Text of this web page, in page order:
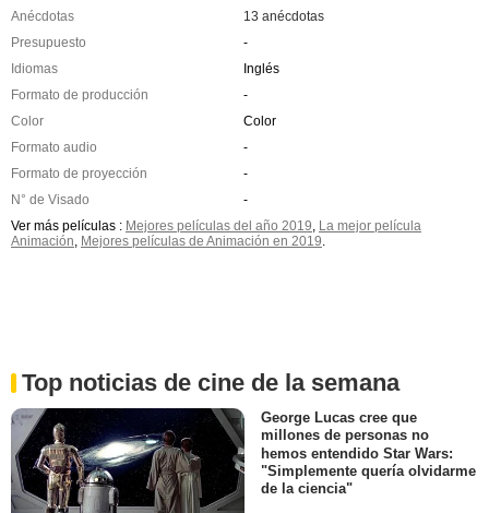
Anécdotas
13 anécdotas
Presupuesto
-
Idiomas
Inglés
Formato de producción
-
Color
Color
Formato audio
-
Formato de proyección
-
N° de Visado
-
Ver más películas : Mejores películas del año 2019, La mejor película
Animación, Mejores películas de Animación en 2019.
Top noticias de cine de la semana
George Lucas cree que
millones de personas no
hemos entendido Star Wars:
"Simplemente quería olvidarme
de la ciencia"